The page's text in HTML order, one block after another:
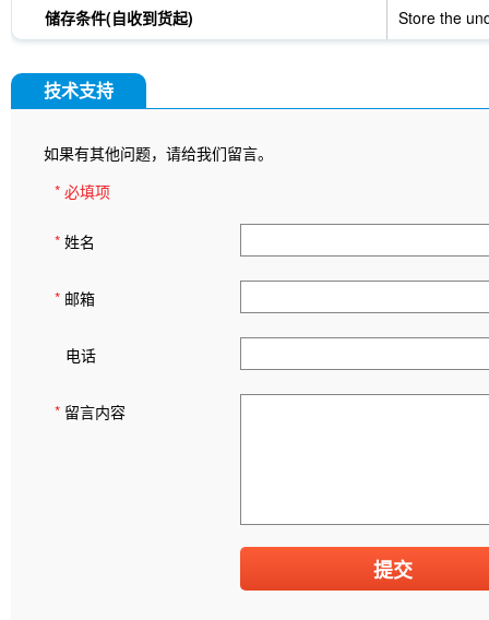
储存条件(自收到货起) Store the
技术支持
如果有其他问题，请给我们留言。
* 必填项
* 姓名
* 邮箱
电话
* 留言内容